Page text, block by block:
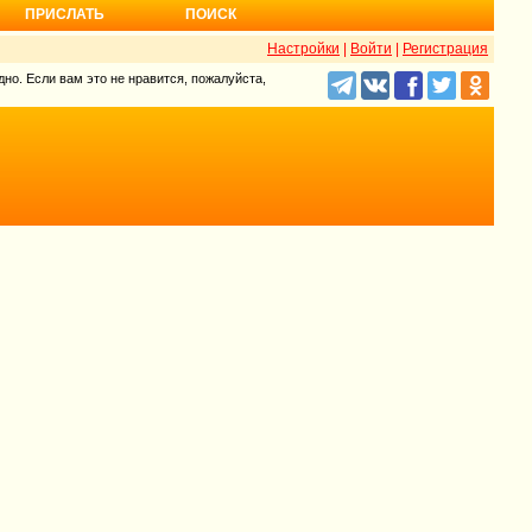
ПРИСЛАТЬ ПОИСК
Настройки Войти Регистрация
Если вам это не нравится, пожалуйста,